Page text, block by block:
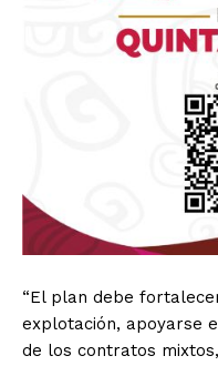
“El plan debe
explotación, apoyarse
de los contratos